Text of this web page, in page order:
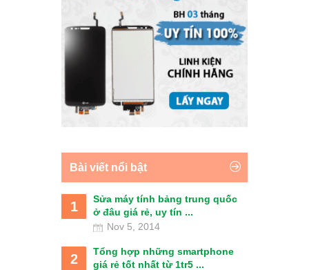
Bài viết nổi bật
1
Sửa máy tính bảng trung quốc
ở đâu giá rẻ, uy tín ...
Nov 5, 2014
2
Tổng hợp những smartphone
giá rẻ tốt nhất từ 1tr5 ...